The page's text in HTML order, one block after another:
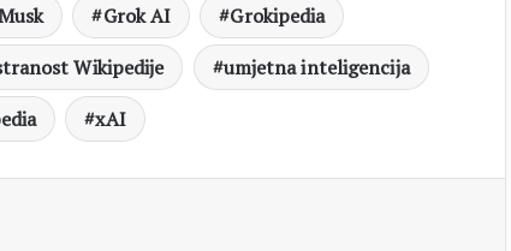
Grok AI
Grokipedia
Wikipedije
umjetna inteligencija
xAI